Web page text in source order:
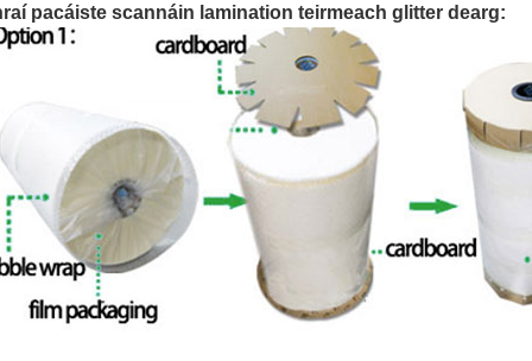
pacáiste scannáin lamination teirmeach glitter dearg: